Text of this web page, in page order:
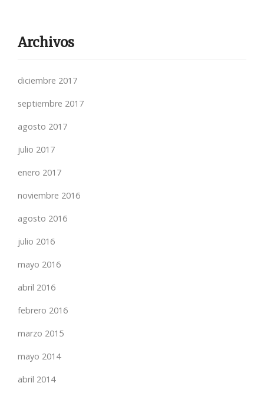
Archivos
diciembre 2017
septiembre 2017
agosto 2017
julio 2017
enero 2017
noviembre 2016
agosto 2016
julio 2016
mayo 2016
abril 2016
febrero 2016
marzo 2015
mayo 2014
abril 2014